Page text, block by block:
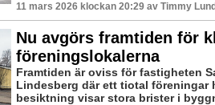
11 mars 2026 klockan 20:29 av Timmy
Nu avgörs framtiden för
föreningslokalerna
Framtiden är oviss för fastigheten
Lindesberg där ett tiotal föreningar
besiktning visar stora brister i